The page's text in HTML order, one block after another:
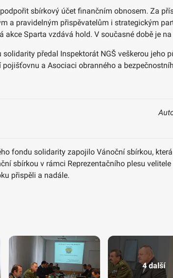
sbírkový účet finančním obnosem. Za
a pravidelným přispěvatelům i strategickým
akce Sparta vzdává hold. V současné době je
předal Inspektorát NGŠ veškerou jeho
a Asociaci obranného a
fondu solidarity zapojilo Vánoční sbírkou,
sbírkou v rámci Reprezentačního plesu
přispěli a nadále.
4 další